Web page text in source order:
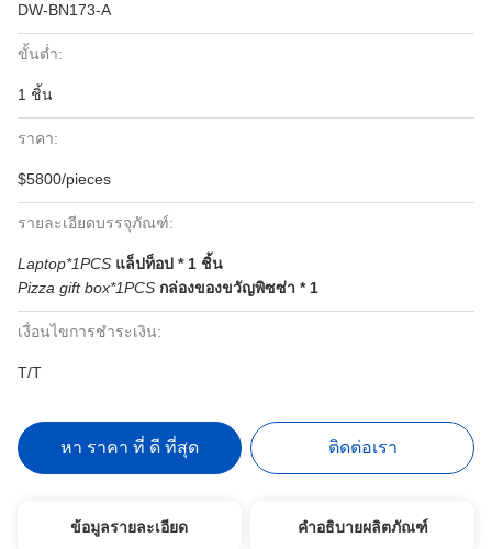
DW-BN173-A
ขั้นต่ำ:
1 ชิ้น
ราคา:
$5800/pieces
รายละเอียดบรรจุภัณฑ์:
Laptop*1PCS แล็ปท็อป * 1 ชิ้น
Pizza gift box*1PCS กล่องของขวัญพิซซ่า * 1
เงื่อนไขการชำระเงิน:
T/T
หา ราคา ที่ ดี ที่สุด ติดต่อเรา
ข้อมูลรายละเอียด คำอธิบายผลิตภัณฑ์